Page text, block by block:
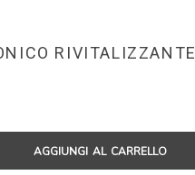
RIVITALIZZANTE
AGGIUNGI AL CARRELLO